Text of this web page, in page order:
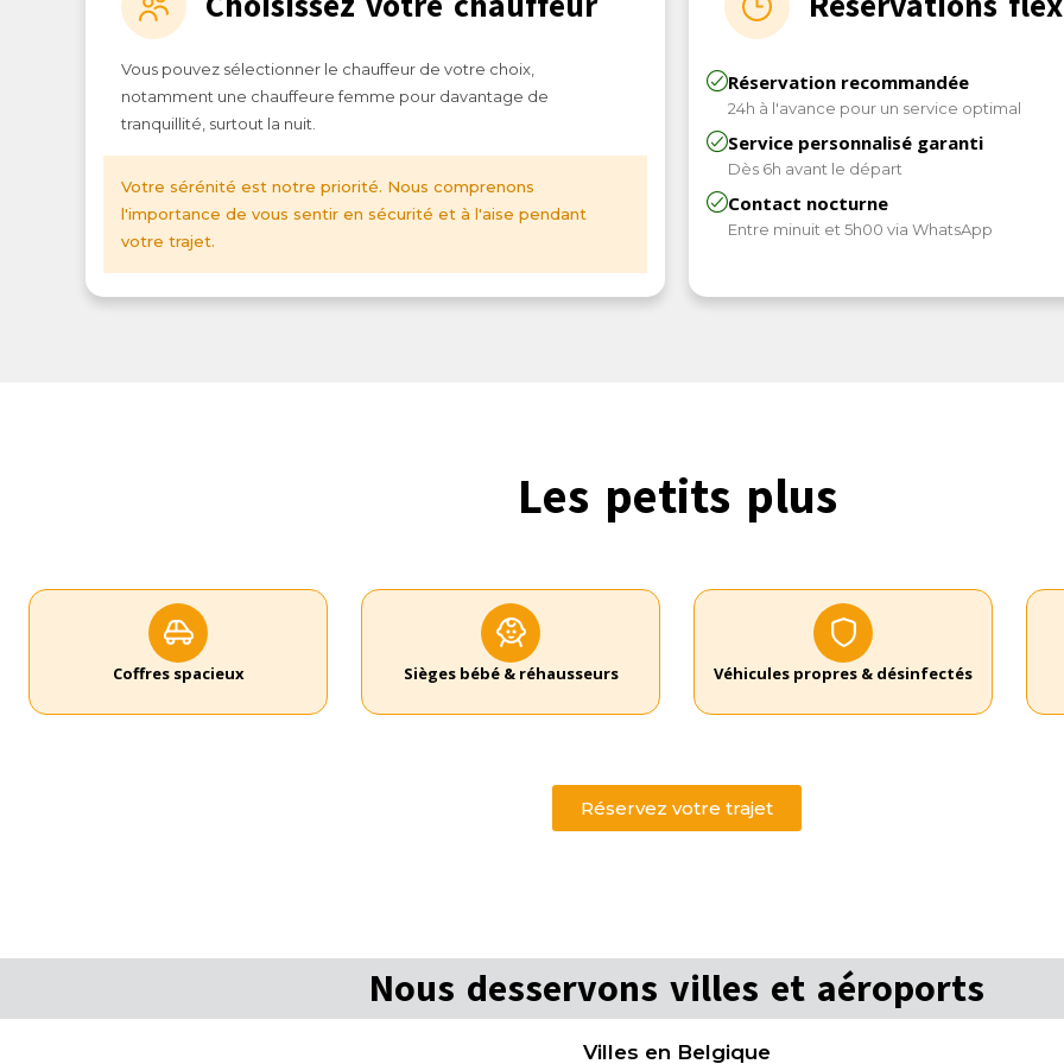
Vous pouvez sélectionner le chauffeur de votre choix,
notamment une chauffeure femme pour davantage de
tranquillité, surtout la nuit.
Votre sérénité est notre priorité. Nous comprenons
l'importance de vous sentir en sécurité et à l'aise pendant
votre trajet.
Réservation recommandée
24h à l'avance pour un service optimal
Service personnalisé garanti
Dès 6h avant le départ
Contact nocturne
Entre minuit et 5h00 via WhatsApp
Les petits plus
Coffres spacieux Sièges bébé & réhausseurs Véhicules propres & désinfectés
Réservez votre trajet
Nous desservons villes et aéroports
Villes en Belgique